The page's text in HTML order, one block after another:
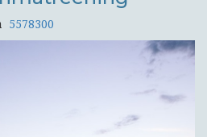
5578300